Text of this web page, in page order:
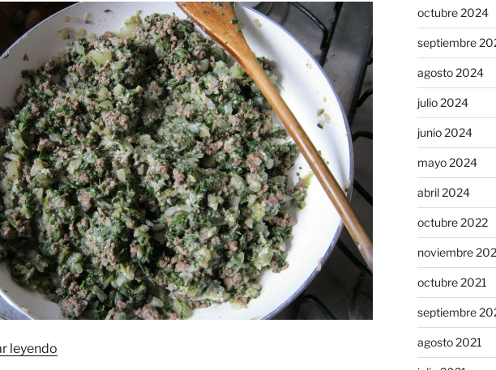
leyendo
octubre 2024
septiembre
agosto 2024
julio 2024
junio 2024
mayo 2024
abril 2024
octubre 2022
noviembre
octubre 2021
septiembre
agosto 2021